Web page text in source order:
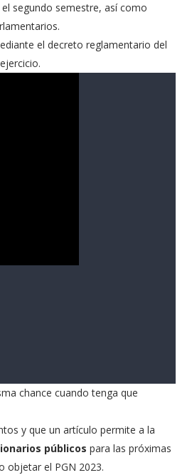
segundo semestre, así como
el decreto reglamentario del
chance cuando tenga que
y que un artículo permite a la
públicos para las próximas
objetar el PGN 2023.